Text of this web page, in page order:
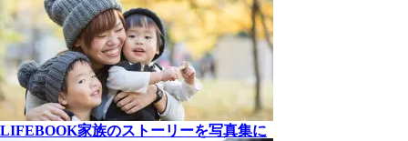
LIFEBOOK家族のストーリーを写真集に